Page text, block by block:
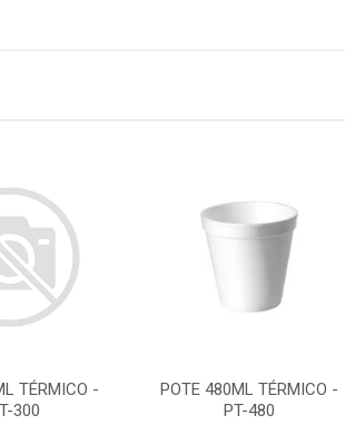
TÉRMICO -
300
POTE 480ML TÉRMICO -
PT-480